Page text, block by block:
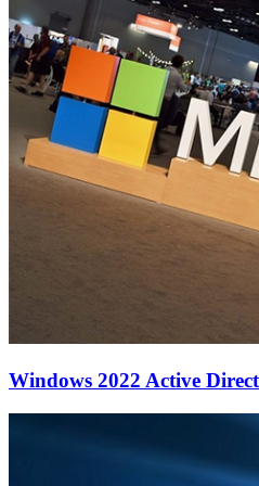
Windows 2022 Active